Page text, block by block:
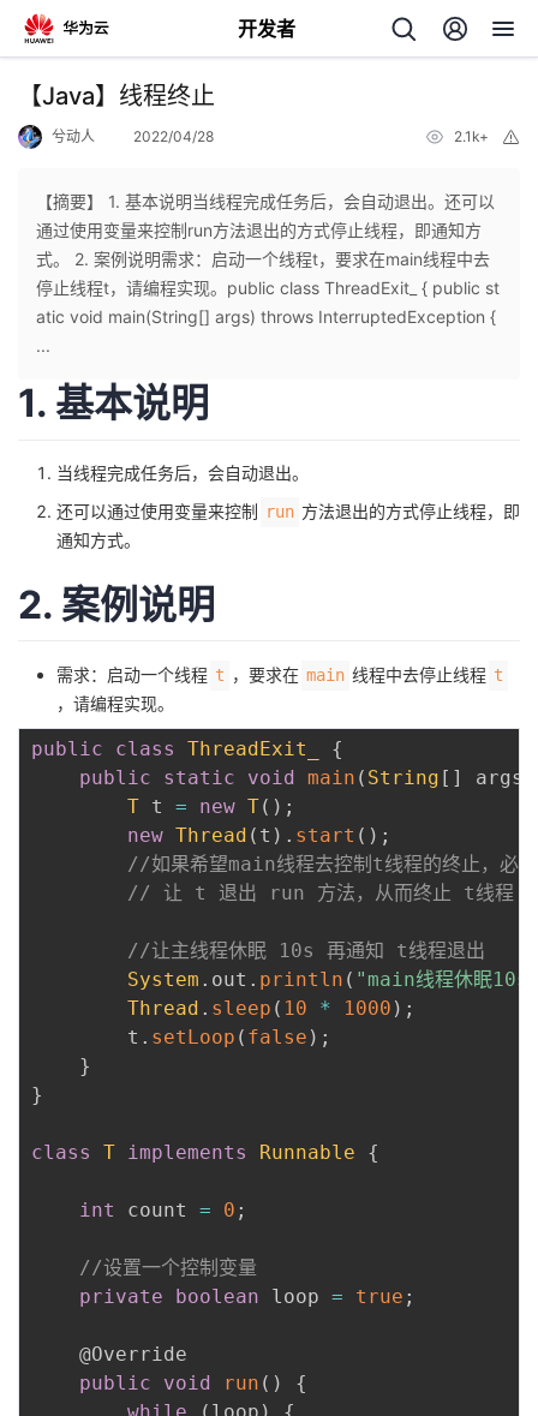
开发者
返
个
人
主
页
我
开
发
博
的
我
开
发
的
Programs
我
的
【Java】线程终止
兮动人 2022/04/28 2.1k+
【摘要】 1. 基本说明当线程完成任务后，会自动退出。还可以
通过使用变量来控制run方法退出的方式停止线程，即通知方
式。 2. 案例说明需求：启动一个线程t，要求在main线程中去
停止线程t，请编程实现。public class ThreadExit_ { public st
atic void main(String[] args) throws InterruptedException {
...
1. 基本说明
当线程完成任务后，会自动退出。
还可以通过使用变量来控制 run 方法退出的方式停止线程，即
通知方式。
2. 案例说明
需求：启动一个线程 t ，要求在 main 线程中去停止线程 t
，请编程实现。
public class ThreadExit_
{
public
static void main ( String [ ] args
T t = new T( ) ;
new Thread ( t ) . start ( ) ;
//如果希望main线程去控制t线程的终止，必
// 让 t 退出 run 方法，从而终止 t线程
//让主线程休眠 10s 再通知 t线程退出
System . out . println ( "main线程休眠
Thread . sleep ( 10 * 1000 ) ;
        t
. setLoop ( false ) ;
}
}
class T implements Runnable {
int count = 0 ;
//设置一个控制变量
private
boolean loop = true ;
@Override
public
void run ( )
{